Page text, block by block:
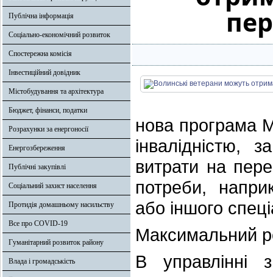
Публічна інформація
Соціально-економічний розвиток
Спостережна комісія
Інвестиційний довідник
Містобудування та архітектура
Бюджет, фінанси, податки
Розрахунки за енергоносії
Енергозбереження
Публічні закупівлі
Соціальний захист населення
Протидія домашньому насильству
Все про COVID-19
Гуманітарний розвиток району
Влада і громадськість
нова програма
інвалідністю,
витрати на
потреби,
або іншого
Максимальний
В управлінні